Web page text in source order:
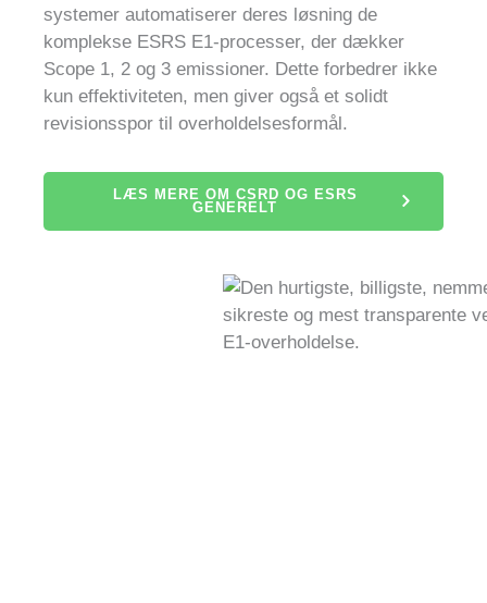
systemer automatiserer deres løsning de
komplekse ESRS E1-processer, der dækker
Scope 1, 2 og 3 emissioner. Dette forbedrer ikke
kun effektiviteten, men giver også et solidt
revisionsspor til overholdelsesformål.
LÆS MERE OM CSRD OG ESRS
GENERELT